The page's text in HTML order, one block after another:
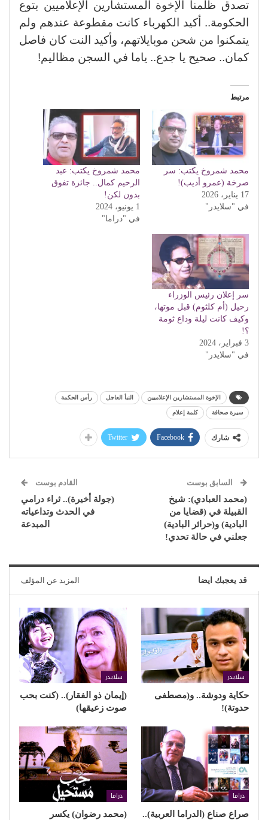
تصدق ظلمنا الإخوة المستشارين الإعلاميين بتوع
الحكومة.. أكيد الكهرباء كانت مقطوعة عندهم ولم
يتمكنوا من شحن موبايلاتهم، وأكيد النت كان فاصل
كمان.. صحيح يا جدع.. ياما في السجن مظاليم!
مرتبط
محمد شمروخ يكتب: سر
صرخة (عمرو أديب)!
17 يناير، 2026
في "سلايدر"
محمد شمروخ يكتب: عبد
الرحيم كمال.. جائزة تفوق
بدون لكن!
1 يونيو، 2024
في "دراما"
سر إعلان رئيس الوزراء
رحيل (أم كلثوم) قبل موتها،
وكيف كانت ليلة وداع ثومة
؟!
3 فبراير، 2024
في "سلايدر"
الإخوة المستشارين الإعلاميين النبأ العاجل رأس الحكمة
سيرة صحافة كلمة إعلام
شارك Facebook
Twitter
السابق بوست
(محمد العبادي): شيخ
القبيلة في (قضايا من
البادية) و(حرائر البادية)
جعلني في حالة تحدي!
القادم بوست
(جولة أخيرة).. ثراء درامي
في الحدث وتداعياته
المبدعة
قد يعجبك ايضا المزيد عن المؤلف
سلايدر
حكاية ودوشة.. و(مصطفى
حدوتة)!
سلايدر
(إيمان ذو الفقار).. (كنت بحب
صوت زعيقها)
دراما
صراع صناع (الدراما العربية)..
دراما
(محمد رضوان) يكسر